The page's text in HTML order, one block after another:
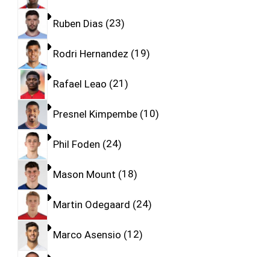
Ruben Dias 23
Rodri Hernandez 19
Rafael Leao 21
Presnel Kimpembe 10
Phil Foden 24
Mason Mount 18
Martin Odegaard 24
Marco Asensio 12